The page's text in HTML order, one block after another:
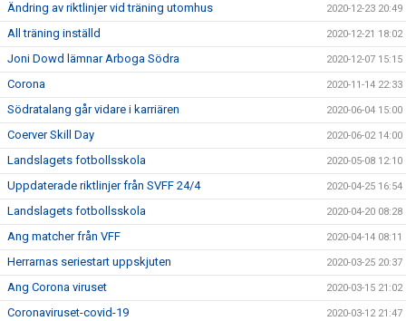
Ändring av riktlinjer vid träning utomhus 2020-12-23 20:49
All träning inställd 2020-12-21 18:02
Joni Dowd lämnar Arboga Södra 2020-12-07 15:15
Corona 2020-11-14 22:33
Södratalang går vidare i karriären 2020-06-04 15:00
Coerver Skill Day 2020-06-02 14:00
Landslagets fotbollsskola 2020-05-08 12:10
Uppdaterade riktlinjer från SVFF 24/4 2020-04-25 16:54
Landslagets fotbollsskola 2020-04-20 08:28
Ang matcher från VFF 2020-04-14 08:11
Herrarnas seriestart uppskjuten 2020-03-25 20:37
Ang Corona viruset 2020-03-15 21:02
Coronaviruset-covid-19 2020-03-12 21:47